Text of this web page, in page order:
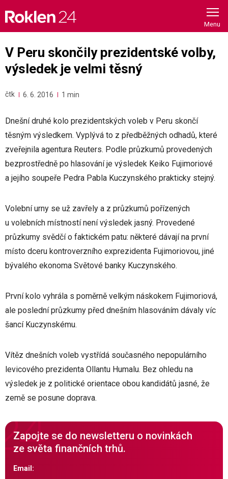
content
V Peru skončily prezidentské volby,
výsledek je velmi těsný
čtk 6. 6. 2016 1 min
Dnešní druhé kolo prezidentských voleb v Peru skončí
těsným výsledkem. Vyplývá to z předběžných odhadů, které
zveřejnila agentura Reuters. Podle průzkumů provedených
bezprostředně po hlasování je výsledek Keiko Fujimoriové
a jejího soupeře Pedra Pabla Kuczynského prakticky stejný.
Volební urny se už zavřely a z průzkumů pořízených
u volebních místností není výsledek jasný. Provedené
průzkumy svědčí o faktickém patu: některé dávají na první
místo dceru kontroverzního exprezidenta Fujimoriovou, jiné
bývalého ekonoma Světové banky Kuczynského.
První kolo vyhrála s poměrně velkým náskokem Fujimoriová,
ale poslední průzkumy před dnešním hlasováním dávaly víc
šancí Kuczynskému.
Vítěz dnešních voleb vystřídá současného nepopulárního
levicového prezidenta Ollantu Humalu. Bez ohledu na
výsledek je z politické orientace obou kandidátů jasné, že
země se posune doprava.
Zapojte se do newsletteru o novinkách
ze světa finančních trhů.
Email: